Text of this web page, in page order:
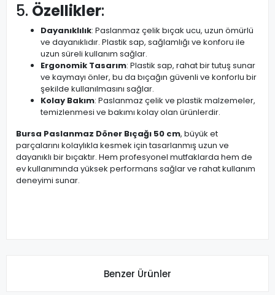
5. Özellikler:
Dayanıklılık: Paslanmaz çelik bıçak ucu, uzun ömürlü
ve dayanıklıdır. Plastik sap, sağlamlığı ve konforu ile
uzun süreli kullanım sağlar.
Ergonomik Tasarım: Plastik sap, rahat bir tutuş sunar
ve kaymayı önler, bu da bıçağın güvenli ve konforlu bir
şekilde kullanılmasını sağlar.
Kolay Bakım: Paslanmaz çelik ve plastik malzemeler,
temizlenmesi ve bakımı kolay olan ürünlerdir.
Bursa Paslanmaz Döner Bıçağı 50 cm, büyük et
parçalarını kolaylıkla kesmek için tasarlanmış uzun ve
dayanıklı bir bıçaktır. Hem profesyonel mutfaklarda hem de
ev kullanımında yüksek performans sağlar ve rahat kullanım
deneyimi sunar.
Benzer Ürünler